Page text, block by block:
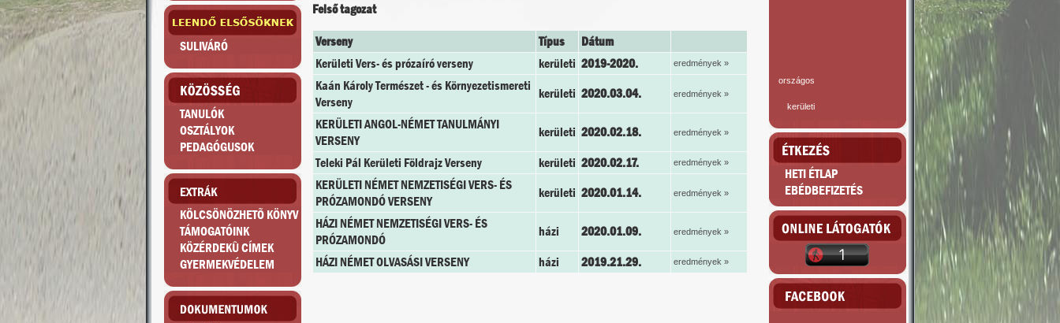
SULIVÁRÓ
TANULÓK
OSZTÁLYOK
PEDAGÓGUSOK
KÖLCSÖNÖZHETÕ KÖNYV
TÁMOGATÓINK
KÖZÉRDEKÛ CÍMEK
GYERMEKVÉDELEM
Felső tagozat
Verseny
Típus
Dátum
Kerületi Vers- és prózaíró verseny
kerületi 2019-2020. eredmények »
Kaán Károly Természet - és Környezetismereti
Verseny
kerületi 2020.03.04. eredmények »
KERÜLETI ANGOL-NÉMET TANULMÁNYI
VERSENY
kerületi 2020.02.18. eredmények »
Teleki Pál Kerületi Földrajz Verseny kerületi 2020.02.17. eredmények »
KERÜLETI NÉMET NEMZETISÉGI VERS- ÉS
PRÓZAMONDÓ VERSENY
kerületi 2020.01.14. eredmények »
HÁZI NÉMET NEMZETISÉGI VERS- ÉS
PRÓZAMONDÓ
házi 2020.01.09. eredmények »
HÁZI NÉMET OLVASÁSI VERSENY házi 2019.21.29. eredmények »
országos
kerületi
HETI ÉTLAP
EBÉDBEFIZETÉS